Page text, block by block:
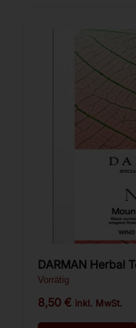
DARMAN Herbal
50g.
Vorrätig
8,50€ inkl. MwSt.